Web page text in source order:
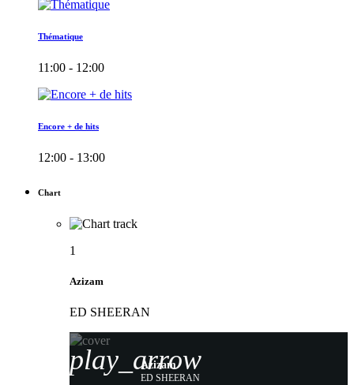
Thématique
11:00 - 12:00
Encore + de hits
12:00 - 13:00
Chart
1
Azizam
ED SHEERAN
play_arrow
Azizam
ED SHEERAN